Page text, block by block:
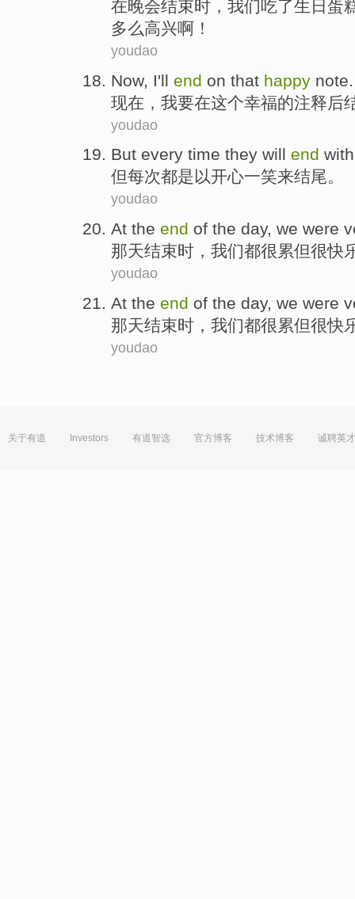
在晚会结束时 ， 我们吃了生日 蛋
多么高兴啊！
youdao
Now, I'll end on that happy note
现在 ， 我要在这个幸福的注释后
youdao
But every time they will end
但每次都是以开心一笑来结尾。
youdao
At the end of the day, we were
那天结束时 ， 我们都很累但很快
youdao
At the end of the day, we were
那天结束时 ， 我们都很累但很快
youdao
关于有道 Investors 有道智选 官方博客 技术博客 诚聘英才